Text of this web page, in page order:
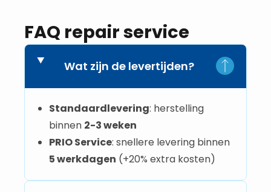
FAQ repair service
Wat zijn de levertijden?
Standaardlevering: herstelling
binnen 2-3 weken
PRIO Service: snellere levering binnen
5 werkdagen (+20% extra kosten)